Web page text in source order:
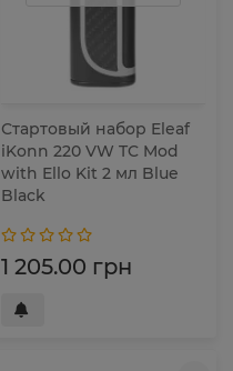
Стартовый набор Eleaf
iKonn 220 VW TC Mod
with Ello Kit 2 мл Blue
Black
1 205.00 грн